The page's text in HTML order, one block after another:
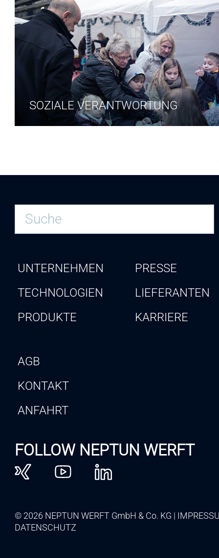
SOZIALE VERANTWORTUNG
UNTERNEHMEN
TECHNOLOGIEN
PRODUKTE
PRESSE
LIEFERANTEN
KARRIERE
AGB
KONTAKT
ANFAHRT
FOLLOW NEPTUN WERFT
© 2026 NEPTUN WERFT GmbH & Co. KG
DATENSCHUTZ